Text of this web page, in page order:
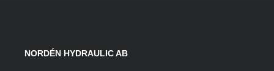
NORDÉN HYDRAULIC AB